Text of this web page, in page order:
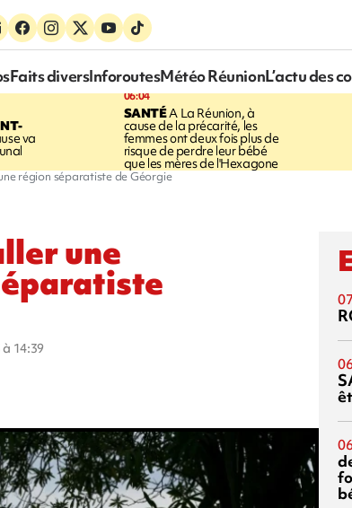
Faits diversInforoutesMétéo RéunionL’actu des
va
06:04
SANTÉA La Réunion, à
cause de la précarité, les
femmes ont deux fois plus de
risque de perdre leur bébé
que les mères de l'Hexagone
région séparatiste de Géorgie
une
14:39